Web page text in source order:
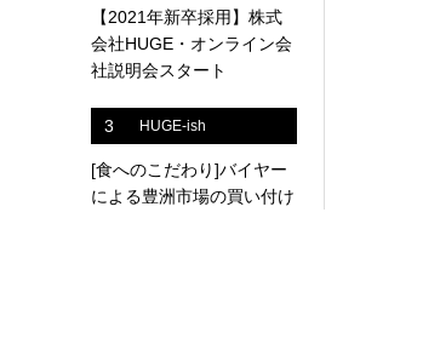
【2021年新卒採用】株式
会社HUGE・オンライン会
社説明会スタート
3 HUGE-ish
[食へのこだわり]バイヤー
による豊洲市場の買い付け